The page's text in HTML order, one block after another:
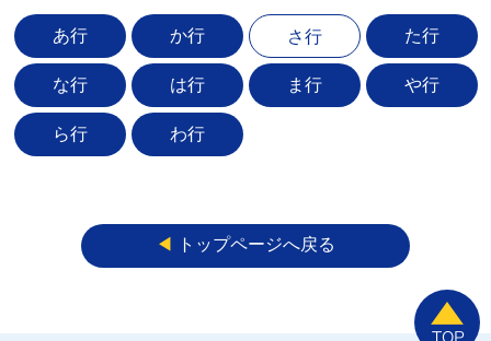
あ行 か行 さ行 た行
な行 は行 ま行 や行
ら行 わ行
◀︎ トップページへ戻る